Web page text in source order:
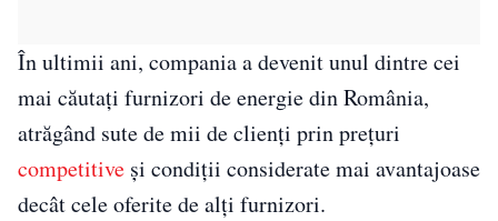
În ultimii ani, compania a devenit unul dintre cei
mai căutați furnizori de energie din România,
atrăgând sute de mii de clienți prin prețuri
competitive și condiții considerate mai avantajoase
decât cele oferite de alți furnizori.